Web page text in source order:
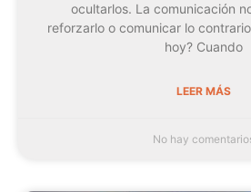
ocultarlos. La comunicación
reforzarlo o comunicar lo
hoy? Cuando
LEER MÁS
No hay